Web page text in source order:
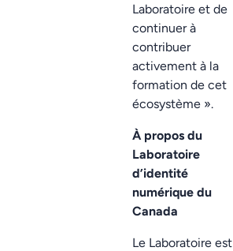
Laboratoire et de
continuer à
contribuer
activement à la
formation de cet
écosystème ».
À propos du
Laboratoire
d’identité
numérique du
Canada
Le Laboratoire est